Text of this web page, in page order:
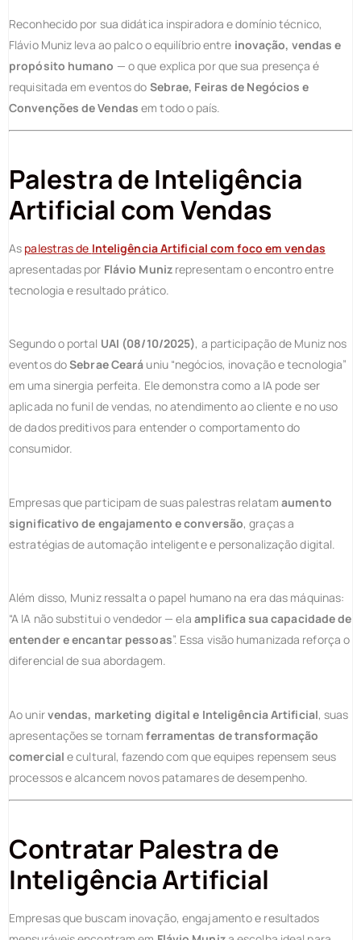
Reconhecido por sua didática inspiradora e domínio técnico,
Flávio Muniz leva ao palco o equilíbrio entre inovação, vendas e
propósito humano — o que explica por que sua presença é
requisitada em eventos do Sebrae, Feiras de Negócios e
Convenções de Vendas em todo o país.
Palestra de Inteligência
Artificial com Vendas
As palestras de Inteligência Artificial com foco em vendas
apresentadas por Flávio Munizrepresentam o encontro entre
tecnologia e resultado prático.
Segundo o portal UAI (08/10/2025), a participação de Muniz nos
eventos doSebrae Ceará uniu “negócios, inovação e tecnologia”
em uma sinergia perfeita. Ele demonstra como a IA pode ser
aplicada no funil de vendas, no atendimento ao cliente e no uso
de dados preditivos para entender o comportamento do
consumidor.
Empresas que participam de suas palestras relatam aumento
significativo de engajamento e conversão, graças a
estratégias de automação inteligente e personalização digital.
Além disso, Muniz ressalta o papel humano na era das máquinas:
“A IA não substitui o vendedor — ela amplifica sua capacidade de
entender e encantar pessoas”. Essa visão humanizada reforça o
diferencial de sua abordagem.
Ao unirvendas, marketing digital e Inteligência Artificial, suas
apresentações se tornamferramentas de transformação
comercial e cultural, fazendo com que equipes repensem seus
processos e alcancem novos patamares de desempenho.
Contratar Palestra de
Inteligência Artificial
Empresas que buscam inovação, engajamento e resultados